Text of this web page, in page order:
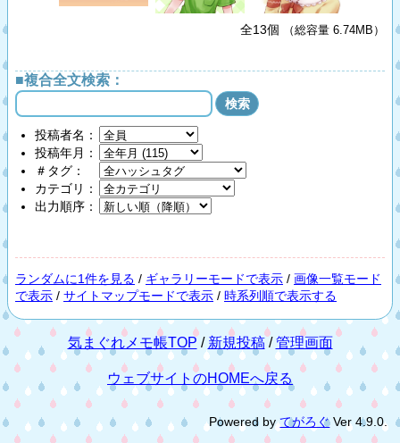
全13個 （総容量 6.74MB）
■複合全文検索：
投稿者名：
投稿年月：
＃タグ：
カテゴリ：
出力順序：
ランダムに1件を見る / ギャラリーモードで表示 / 画像一覧モード
で表示 / サイトマップモードで表示 / 時系列順で表示する
気まぐれメモ帳TOP / 新規投稿/管理画面
ウェブサイトのHOMEへ戻る
Powered byてがろぐVer 4.9.0.